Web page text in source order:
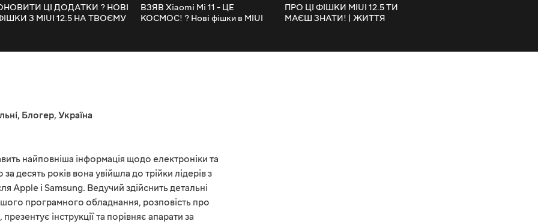
ЦІ ДОДАТКИ ? НОВІ
З MIUI 12.5 НА ТВОЄМУ
ВЗЯВ Xiaomi Mi 11 - ЦЕ
КОСМОС! ? Нові фішки в MIUI
ПРО ЦІ ФІШКИ MIUI 12.5 ТИ
МАЄШ ЗНАТИ! | ЖИТТЯ
, Блогер, Україна
найповніша інформація щодо електроніки та
десять років вона увійшла до трійки лідерів з
Apple і Samsung. Ведучий здійснить детальні
програмного обладнання, розповість про
інструкції та порівняє апарати за